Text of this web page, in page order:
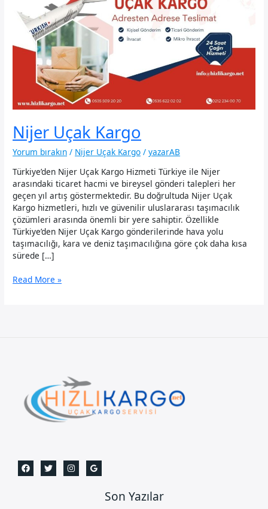
Nijer Uçak Kargo
Yorum bırakın / Nijer Uçak Kargo /yazarAB
Türkiye’den Nijer Uçak Kargo Hizmeti Türkiye ile Nijer
arasındaki ticaret hacmi ve bireysel gönderi talepleri her
geçen yıl artış göstermektedir. Bu doğrultuda Nijer Uçak
Kargo hizmetleri, hızlı ve güvenilir uluslararası taşımacılık
çözümleri arasında önemli bir yere sahiptir. Özellikle
Türkiye’den Nijer Uçak Kargo gönderilerinde hava yolu
taşımacılığı, kara ve deniz taşımacılığına göre çok daha kısa
sürede […]
Nijer
Read More »
Son Yazılar